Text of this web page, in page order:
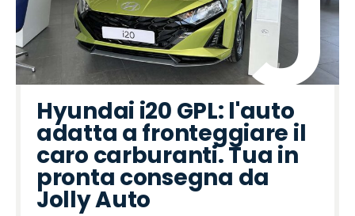
Hyundai i20 GPL: l'auto
adatta a fronteggiare il
caro carburanti. Tua in
pronta consegna da
Jolly Auto